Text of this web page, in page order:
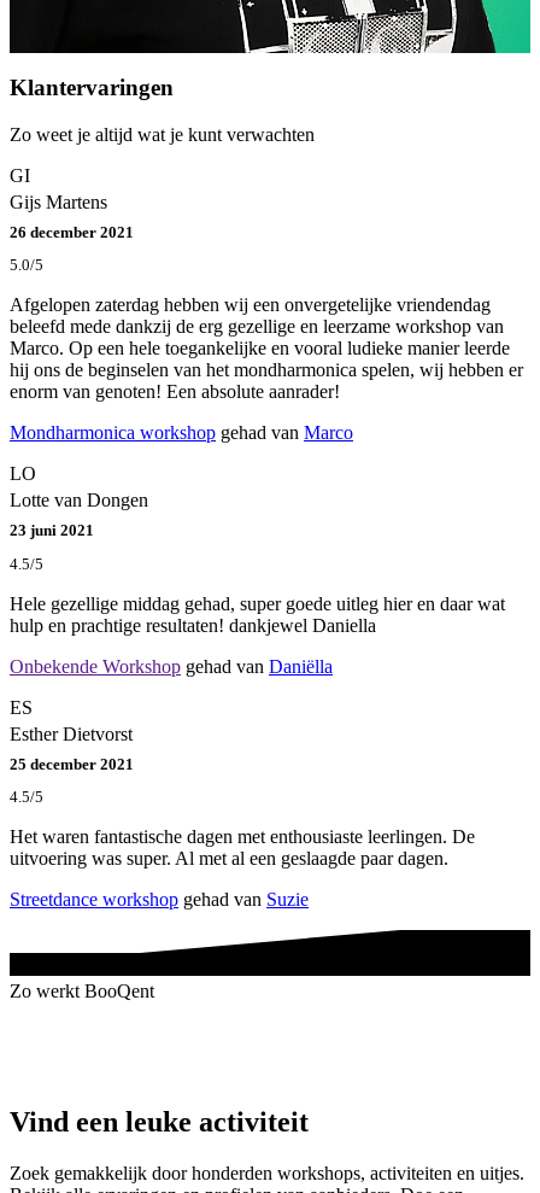
Klantervaringen
Zo weet je altijd wat je kunt verwachten
GI
Gijs Martens
26 december 2021
5.0/5
Afgelopen zaterdag hebben wij een onvergetelijke vriendendag
beleefd mede dankzij de erg gezellige en leerzame workshop van
Marco. Op een hele toegankelijke en vooral ludieke manier leerde
hij ons de beginselen van het mondharmonica spelen, wij hebben er
enorm van genoten! Een absolute aanrader!
Mondharmonica workshop gehad van Marco
LO
Lotte van Dongen
23 juni 2021
4.5/5
Hele gezellige middag gehad, super goede uitleg hier en daar wat
hulp en prachtige resultaten! dankjewel Daniella
Onbekende Workshop gehad van Daniëlla
ES
Esther Dietvorst
25 december 2021
4.5/5
Het waren fantastische dagen met enthousiaste leerlingen. De
uitvoering was super. Al met al een geslaagde paar dagen.
Streetdance workshop gehad van Suzie
Zo werkt BooQent
Vind een leuke activiteit
Zoek gemakkelijk door honderden workshops, activiteiten en uitjes.